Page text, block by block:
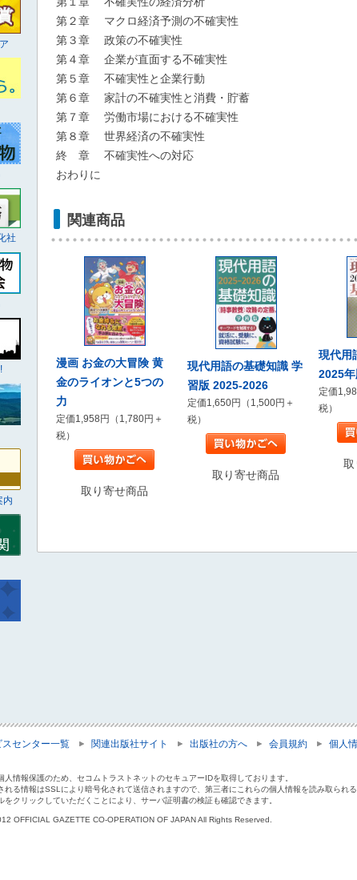
第２章 マクロ経済予測の不確実性
第３章 政策の不確実性
第４章 企業が直面する不確実性
第５章 不確実性と企業行動
第６章 家計の不確実性と消費・貯蓄
第７章 労働市場における不確実性
第８章 世界経済の不確実性
終 章 不確実性への対応
おわりに
関連商品
漫画 お金の大冒険 黄
金のライオンと5つの
力
定価1,958円（1,780円＋
税）
取り寄せ商品
現代用語の基礎知識 学
習版 2025-2026
定価1,650円（1,500円＋
税）
取り寄せ商品
現代用
2025年
定価
税）
取
社
内
センター一覧 関連出版社サイト 出版社の方へ 会員規約 個人
人情報保護のため、セコムトラストネットのセキュアーIDを取得しております。
れる情報はSSLにより暗号化されて送信されますので、第三者にこれらの個人情報を読み取られる
をクリックしていただくことにより、サーバ証明書の検証も確認できます。
OFFICIAL GAZETTE CO-OPERATION OF JAPAN All Rights Reserved.